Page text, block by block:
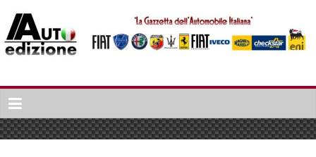
naar
inhoud
Auto
Edizione
La
Gazetta